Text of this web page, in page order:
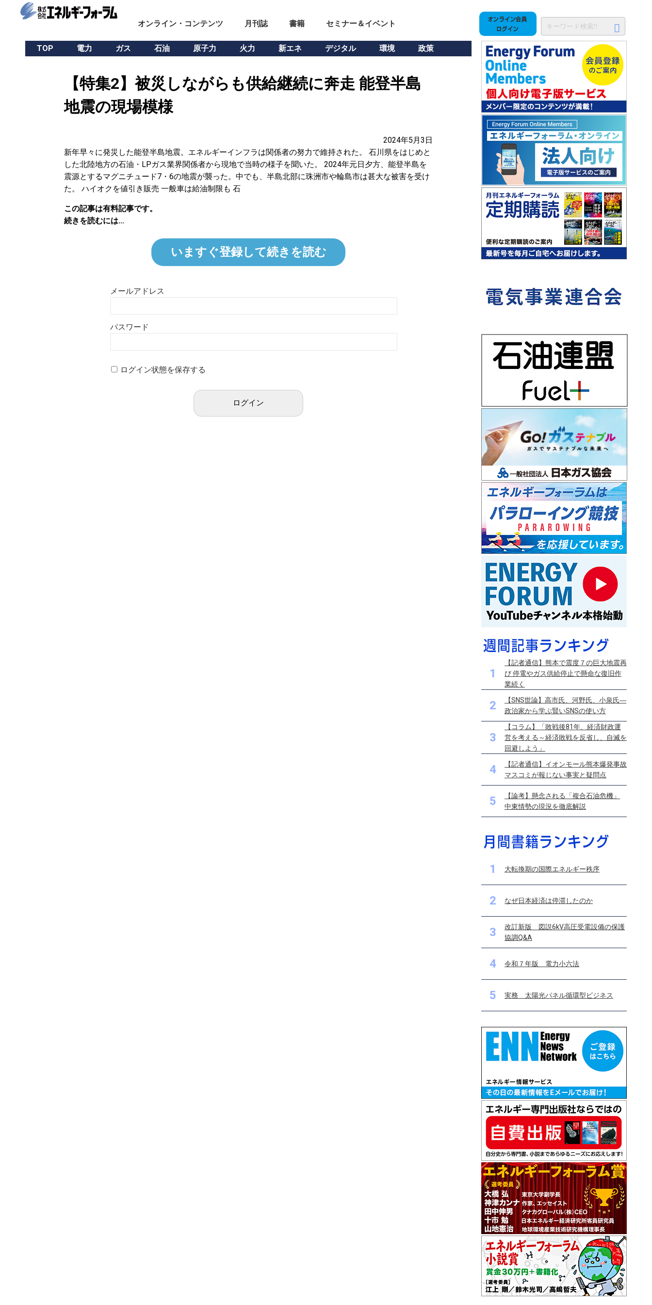
オンライン・コンテンツ 月刊誌 書籍 セミナー＆イベント
TOP 電力 ガス 石油 原子力 火力 新エネ デジタル 環境 政策
【特集2】被災しながらも供給継続に奔走 能登半島
地震の現場模様
2024年5月3日
新年早々に発災した能登半島地震。エネルギーインフラは関係者の努力で維持された。 石川県をはじめと
した北陸地方の石油・LPガス業界関係者から現地で当時の様子を聞いた。 2024年元日夕方、能登半島を
震源とするマグニチュード7・6の地震が襲った。中でも、半島北部に珠洲市や輪島市は甚大な被害を受け
た。 ハイオクを値引き販売 一般車は給油制限も 石
この記事は有料記事です。
続きを読むには...
いますぐ登録して続きを読む
メールアドレス
パスワード
ログイン状態を保存する
1
【記者通信】熊本で震度７の巨大地震再
び 停電やガス供給停止で懸命な復旧作
業続く
2
【SNS世論】高市氏、河野氏、小泉氏―
政治家から学ぶ賢いSNSの使い方
3
【コラム】「敗戦後81年、経済財政運
営を考える～経済敗戦を反省し、自滅を
回避しよう」
4
【記者通信】イオンモール熊本爆発事故
マスコミが報じない事実と疑問点
5
【論考】懸念される「複合石油危機」
中東情勢の現況を徹底解説
1 大転換期の国際エネルギー秩序
2 なぜ日本経済は停滞したのか
3
改訂新版 図説6kV高圧受電設備の保護
協調Q&A
4 令和７年版 電力小六法
5 実務 太陽光パネル循環型ビジネス